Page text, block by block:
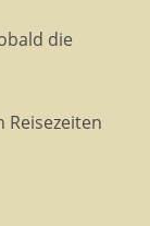
die